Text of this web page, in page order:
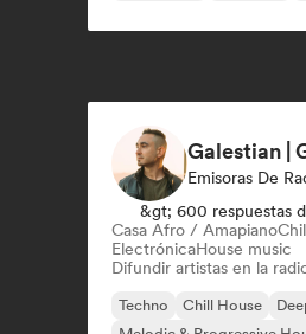
Galestian |
Emisoras De
&gt; 600 respuestas
Casa Afro / Amapiano
ElectrónicaHouse music
Difundir artistas en la
Techno Chill House